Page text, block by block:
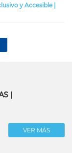
y Accesible |
|
VER MÁS